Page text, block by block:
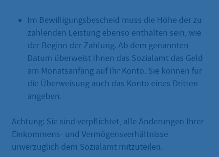
Im Bewilligungsbescheid muss die Höhe der zu
zahlenden Leistung ebenso enthalten sein, wie
der Beginn der Zahlung. Ab dem genannten
Datum überweist Ihnen das Sozialamt das Geld
am Monatsanfang auf Ihr Konto. Sie können für
die Überweisung auch das Konto eines Dritten
angeben.
Achtung: Sie sind verpflichtet, alle Änderungen Ihrer
Einkommens- und Vermögensverhältnisse
unverzüglich dem Sozialamt mitzuteilen.